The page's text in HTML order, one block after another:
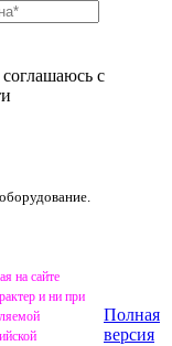
с
на сайте
и ни при
Полная
версия